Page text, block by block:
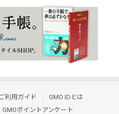
ご利用ガイド
GMO IDとは
GMOポイントアンケート